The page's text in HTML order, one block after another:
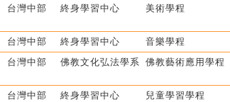
台灣中部 終身學習中心 美術學程
台灣中部 終身學習中心 音樂學程
台灣中部 佛教文化弘法學系 佛教藝術應用學程
台灣中部 終身學習中心 兒童學習學程